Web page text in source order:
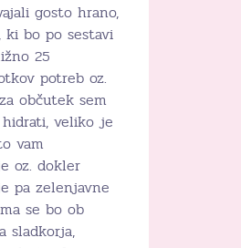
gosto hrano,
bo po sestavi
25
potreb oz.
občutek sem
veliko je
vam
oz. dokler
pa zelenjavne
se bo ob
sladkorja,